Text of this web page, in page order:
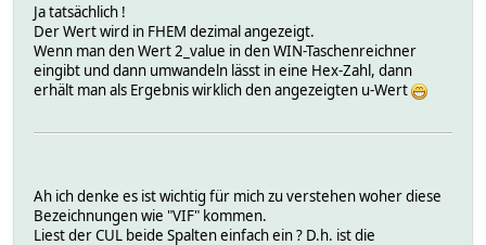
Ja tatsächlich !
Der Wert wird in FHEM dezimal angezeigt.
Wenn man den Wert 2_value in den WIN-Taschenreichner
eingibt und dann umwandeln lässt in eine Hex-Zahl, dann
erhält man als Ergebnis wirklich den angezeigten u-Wert
Ah ich denke es ist wichtig für mich zu verstehen woher diese
Bezeichnungen wie "VIF" kommen.
Liest der CUL beide Spalten einfach ein ? D.h. ist die